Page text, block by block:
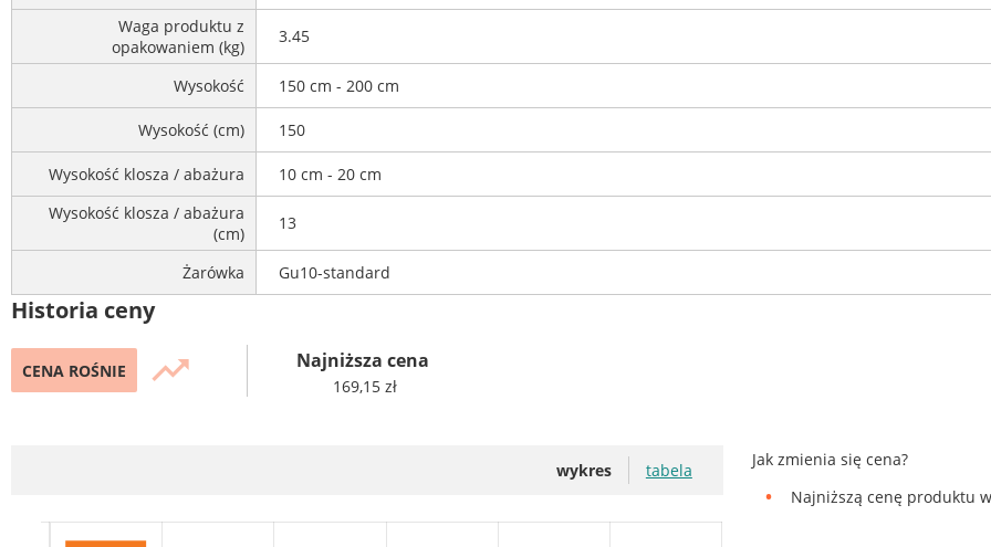
Waga produktu z
opakowaniem (kg)
3.45
Wysokość 150 cm - 200 cm
Wysokość (cm) 150
Wysokość klosza / abażura
10 cm - 20 cm
Wysokość klosza / abażura
(cm)
13
Żarówka Gu10-standard
Historia ceny
CENA ROŚNIE trending_up Najniższa cena
169,15 zł
wykres tabela
Jak zmienia się cena?
Najniższą cenę produktu